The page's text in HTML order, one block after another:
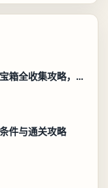
明日方舟终末地阿伯莉采石场宝箱全收集攻略，全点位分布图与路线
件与通关攻略